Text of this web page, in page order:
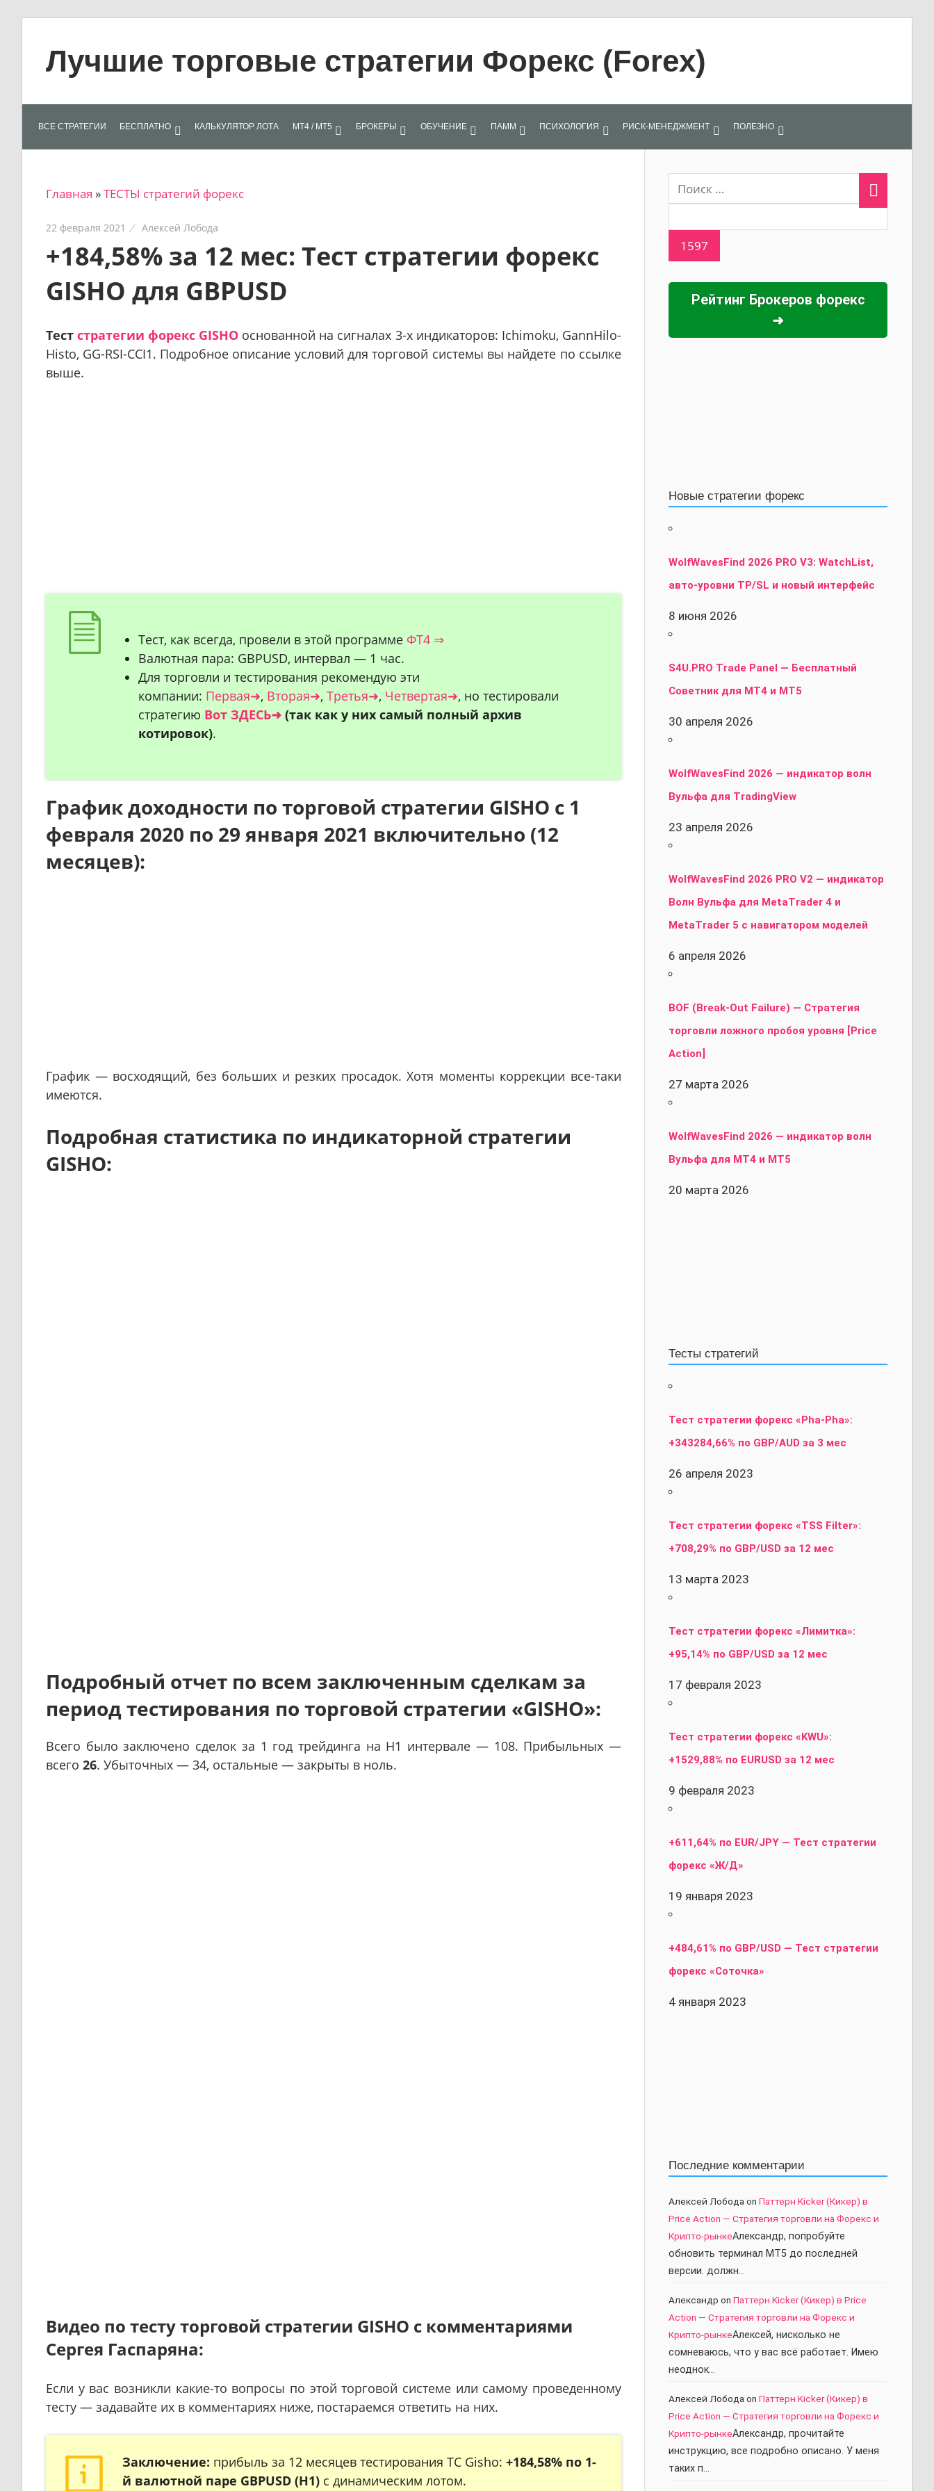
contentЛучшие торговые стратегии Форекс (Forex)
для
рынках:
сигналы,
новости…
ВСЕ СТРАТЕГИИ БЕСПЛАТНО КАЛЬКУЛЯТОР ЛОТА МТ4 / МТ5 БРОКЕРЫ ОБУЧЕНИЕ ПАММ ПСИХОЛОГИЯ РИСК-МЕНЕДЖМЕНТ ПОЛЕЗНО
Главная »ТЕСТЫ стратегий форекс
22 февраля 2021 Алексей Лобода
+184,58% за 12 мес: Тест стратегии форекс
GISHO для GBPUSD
Тест стратегии форекс GISHO основанной на сигналах 3-х индикаторов: Ichimoku, GannHilo-
Histo, GG-RSI-CCI1. Подробное описание условий для торговой системы вы найдете по ссылке
выше.
Тест, как всегда, провели в этой программе ФТ4 ⇒
Валютная пара: GBPUSD, интервал — 1 час.
Для торговли и тестирования рекомендую эти
компании: Первая➜, Вторая➜, Третья➜, Четвертая➜, но тестировали
стратегию Вот ЗДЕСЬ➜ (так как у них самый полный архив
котировок).
График доходности по торговой стратегии GISHO с 1
февраля 2020 по 29 января 2021 включительно (12
месяцев):
График — восходящий, без больших и резких просадок. Хотя моменты коррекции все-таки
имеются.
Подробная статистика по индикаторной стратегии
GISHO:
Подробный отчет по всем заключенным сделкам за
период тестирования по торговой стратегии «GISHO»:
Всего было заключено сделок за 1 год трейдинга на H1 интервале — 108. Прибыльных —
всего 26. Убыточных — 34, остальные — закрыты в ноль.
Видео по тесту торговой стратегии GISHO с комментариями
Сергея Гаспаряна:
Если у вас возникли какие-то вопросы по этой торговой системе или самому проведенному
тесту — задавайте их в комментариях ниже, постараемся ответить на них.
Заключение: прибыль за 12 месяцев тестирования ТС Gisho: +184,58% по 1-
й валютной паре GBPUSD (H1) с динамическим лотом.
Рейтинг Брокеров форекс
➜
Новые стратегии форекс
WolfWavesFind 2026 PRO V3: WatchList,
авто-уровни TP/SL и новый интерфейс
8 июня 2026
S4U.PRO Trade Panel — Бесплатный
Советник для MT4 и MT5
30 апреля 2026
WolfWavesFind 2026 — индикатор волн
Вульфа для TradingView
23 апреля 2026
WolfWavesFind 2026 PRO V2 — индикатор
Волн Вульфа для MetaTrader 4 и
MetaTrader 5 с навигатором моделей
6 апреля 2026
BOF (Break-Out Failure) — Стратегия
торговли ложного пробоя уровня [Price
Action]
27 марта 2026
WolfWavesFind 2026 — индикатор волн
Вульфа для MT4 и MT5
20 марта 2026
Тесты стратегий
Тест стратегии форекс «Pha-Pha»:
+343284,66% по GBP/AUD за 3 мес
26 апреля 2023
Тест стратегии форекс «TSS Filter»:
+708,29% по GBP/USD за 12 мес
13 марта 2023
Тест стратегии форекс «Лимитка»:
+95,14% по GBP/USD за 12 мес
17 февраля 2023
Тест стратегии форекс «KWU»:
+1529,88% по EURUSD за 12 мес
9 февраля 2023
+611,64% по EUR/JPY — Тест стратегии
форекс «Ж/Д»
19 января 2023
+484,61% по GBP/USD — Тест стратегии
форекс «Соточка»
4 января 2023
Последние комментарии
Алексей Лободаon Паттерн Kicker (Кикер) в
Price Action — Стратегия торговли на Форекс и
Крипто-рынкеАлександр, попробуйте
обновить терминал МТ5 до последней
версии. должн…
Александр on Паттерн Kicker (Кикер) в Price
Action — Стратегия торговли на Форекс и
Крипто-рынкеАлексей, нисколько не
сомневаюсь, что у вас всё работает. Имею
неоднок…
Алексей Лободаon Паттерн Kicker (Кикер) в
Price Action — Стратегия торговли на Форекс и
Крипто-рынкеАлександр, прочитайте
инструкцию, все подробно описано. У меня
таких п…